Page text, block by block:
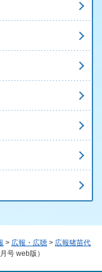
> 広報・広聴 > 広報猪苗代
号 web版）